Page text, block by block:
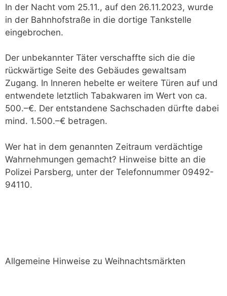
In der Nacht vom 25.11., auf den 26.11.2023, wurde
in der Bahnhofstraße in die dortige Tankstelle
eingebrochen.
Der unbekannter Täter verschaffte sich die die
rückwärtige Seite des Gebäudes gewaltsam
Zugang. In Inneren hebelte er weitere Türen auf und
entwendete letztlich Tabakwaren im Wert von ca.
500.–€. Der entstandene Sachschaden dürfte dabei
mind. 1.500.–€ betragen.
Wer hat in dem genannten Zeitraum verdächtige
Wahrnehmungen gemacht? Hinweise bitte an die
Polizei Parsberg, unter der Telefonnummer 09492-
94110.
Allgemeine Hinweise zu Weihnachtsmärkten